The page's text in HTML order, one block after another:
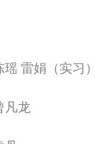
瑶 雷娟（实习）
凡龙